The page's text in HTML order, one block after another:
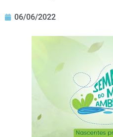
06/06/2022